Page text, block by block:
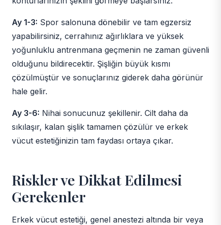
Ay 1-3: Spor salonuna dönebilir ve tam egzersiz
yapabilirsiniz, cerrahınız ağırlıklara ve yüksek
yoğunluklu antrenmana geçmenin ne zaman güvenli
olduğunu bildirecektir. Şişliğin büyük kısmı
çözülmüştür ve sonuçlarınız giderek daha görünür
hale gelir.
Ay 3-6: Nihai sonucunuz şekillenir. Cilt daha da
sıkılaşır, kalan şişlik tamamen çözülür ve erkek
vücut estetiğinizin tam faydası ortaya çıkar.
Riskler ve Dikkat Edilmesi
Gerekenler
Erkek vücut estetiği, genel anestezi altında bir veya